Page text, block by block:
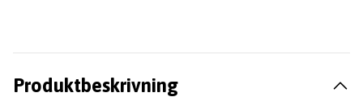
Produktbeskrivning